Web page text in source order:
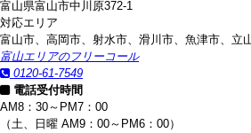
富山県富山市中川原372-1
対応エリア
富山市、高岡市、射水市、滑川市、魚津市、立
富山エリアのフリーコール
0120-61-7549
電話受付時間
AM8：30～PM7：00
（土、日曜 AM9：00～PM6：00）